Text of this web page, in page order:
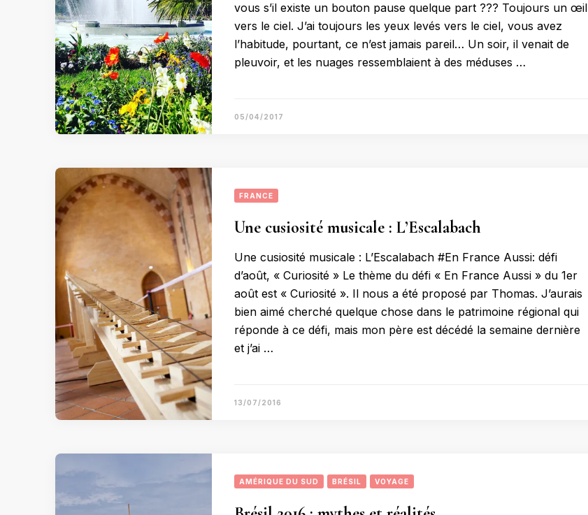
vous s’il existe un bouton pause quelque part ??? Toujours un œil
vers le ciel. J’ai toujours les yeux levés vers le ciel, vous avez
l’habitude, pourtant, ce n’est jamais pareil… Un soir, il venait de
pleuvoir, et les nuages ressemblaient à des méduses …
05/04/2017
FRANCE
Une cusiosité musicale : L’Escalabach
Une cusiosité musicale : L’Escalabach #En France Aussi: défi
d’août, « Curiosité » Le thème du défi « En France Aussi » du 1er
août est « Curiosité ». Il nous a été proposé par Thomas. J’aurais
bien aimé cherché quelque chose dans le patrimoine régional qui
réponde à ce défi, mais mon père est décédé la semaine dernière
et j’ai …
13/07/2016
AMÉRIQUE DU SUD BRÉSIL VOYAGE